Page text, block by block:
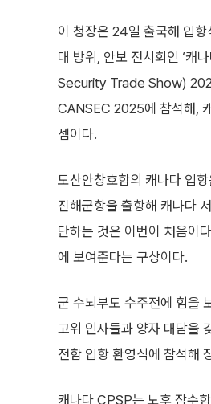
이 청장은 24일 출국해 입항
대 방위, 안보 전시회인 ‘
Security Trade Show)
CANSEC 2025에 참석해,
셈이다.
도산안창호함의 캐나다 입
진해군항을 출항해 캐나다
단하는 것은 이번이 처음이
에 보여준다는 구상이다.
군 수뇌부도 수주전에 힘을
고위 인사들과 양자 대담을
전함 입항 환영식에 참석해
캐나다 CPSP는 노후 잠수